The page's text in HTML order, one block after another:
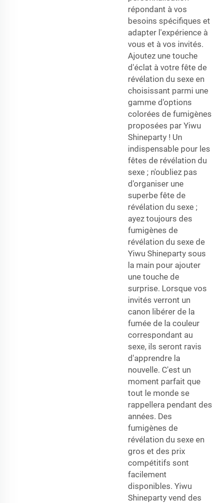
répondant à vos
besoins spécifiques et
adapter l'expérience à
vous et à vos invités.
Ajoutez une touche
d'éclat à votre fête de
révélation du sexe en
choisissant parmi une
gamme d'options
colorées de fumigènes
proposées par Yiwu
Shineparty ! Un
indispensable pour les
fêtes de révélation du
sexe ; n'oubliez pas
d'organiser une
superbe fête de
révélation du sexe ;
ayez toujours des
fumigènes de
révélation du sexe de
Yiwu Shineparty sous
la main pour ajouter
une touche de
surprise. Lorsque vos
invités verront un
canon libérer de la
fumée de la couleur
correspondant au
sexe, ils seront ravis
d'apprendre la
nouvelle. C'est un
moment parfait que
tout le monde se
rappellera pendant des
années. Des
fumigènes de
révélation du sexe en
gros et des prix
compétitifs sont
facilement
disponibles. Yiwu
Shineparty vend des